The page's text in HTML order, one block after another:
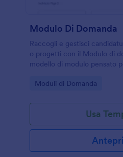
Modulo Di Domanda
Raccogli e gestisci
o progetti con il Modulo di
modello di modulo pensato
Go to Category:
Moduli di Domanda
Usa